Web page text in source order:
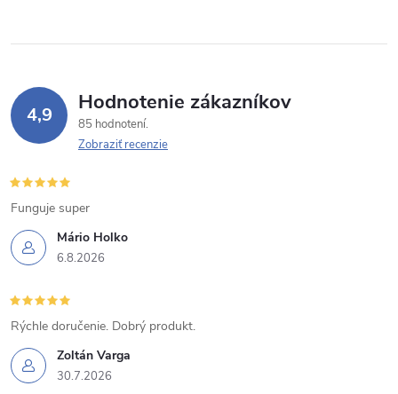
p
v
k
y
v
ý
p
i
s
4,9 Hodnotenie zákazníkov
85 hodnotení
Zobraziť recenzie
Mário Holko
6.8.2026
Funguje super
Zoltán Varga
30.7.2026
Rýchle doručenie. Dobrý produkt.